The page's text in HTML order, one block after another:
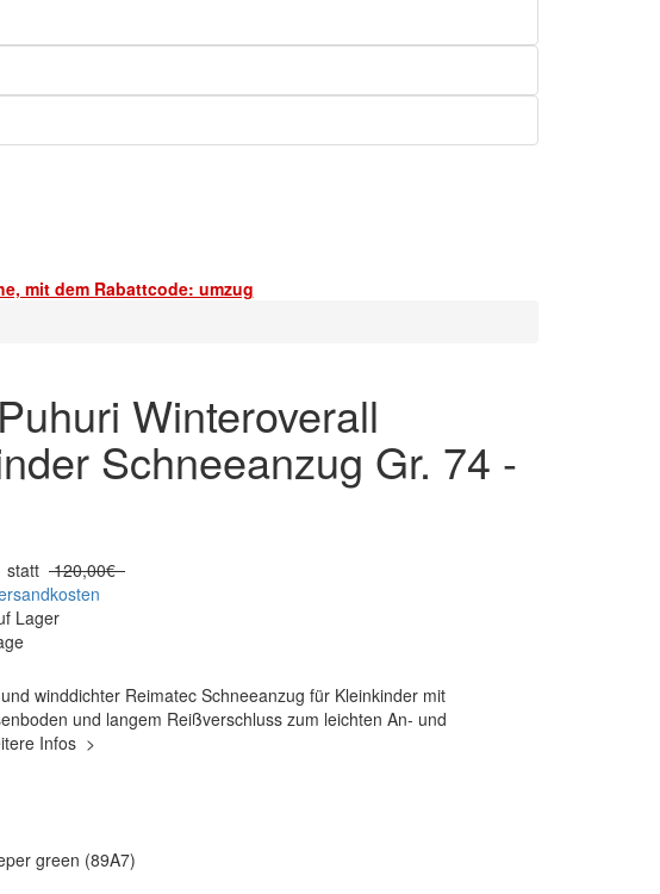
mit dem Rabattcode: umzug
Winteroverall
Schneeanzug Gr. 74 -
statt 120,00€
Lager
winddichter Reimatec Schneeanzug für Kleinkinder mit
und langem Reißverschluss zum leichten An- und
Infos >
green (89A7)